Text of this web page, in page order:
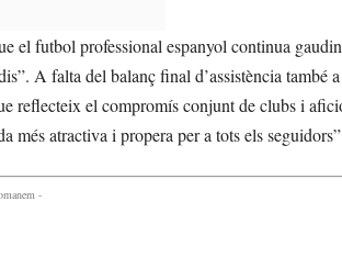
el futbol professional espanyol continua
A falta del balanç final d’assistència també
reflecteix el compromís conjunt de clubs i
més atractiva i propera per a tots els
-